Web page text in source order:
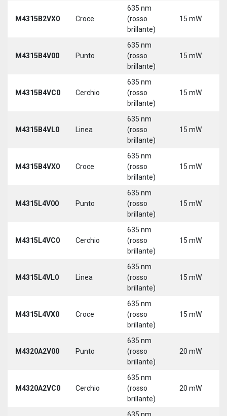
M4315B2VX0 Croce
635 nm
(rosso
brillante)
15 mW
M4315B4V00 Punto
635 nm
(rosso
brillante)
15 mW
M4315B4VC0 Cerchio
635 nm
(rosso
brillante)
15 mW
M4315B4VL0 Linea
635 nm
(rosso
brillante)
15 mW
M4315B4VX0 Croce
635 nm
(rosso
brillante)
15 mW
M4315L4V00 Punto
635 nm
(rosso
brillante)
15 mW
M4315L4VC0 Cerchio
635 nm
(rosso
brillante)
15 mW
M4315L4VL0 Linea
635 nm
(rosso
brillante)
15 mW
M4315L4VX0 Croce
635 nm
(rosso
brillante)
15 mW
M4320A2V00 Punto
635 nm
(rosso
brillante)
20 mW
M4320A2VC0 Cerchio
635 nm
(rosso
brillante)
20 mW